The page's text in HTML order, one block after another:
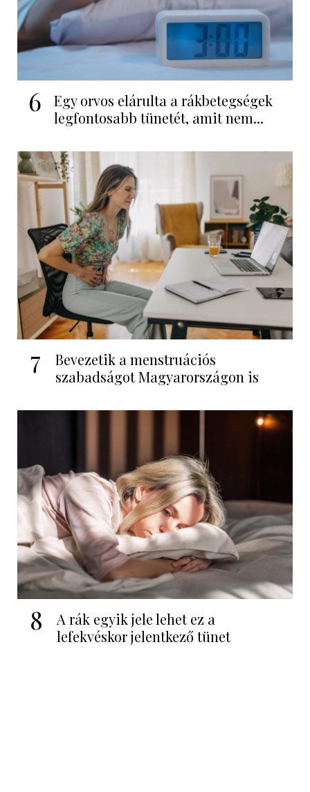
6
Egy orvos elárulta a rákbetegségek
legfontosabb tünetét, amit nem...
7
Bevezetik a menstruációs
szabadságot Magyarországon is
8
A rák egyik jele lehet ez a
lefekvéskor jelentkező tünet